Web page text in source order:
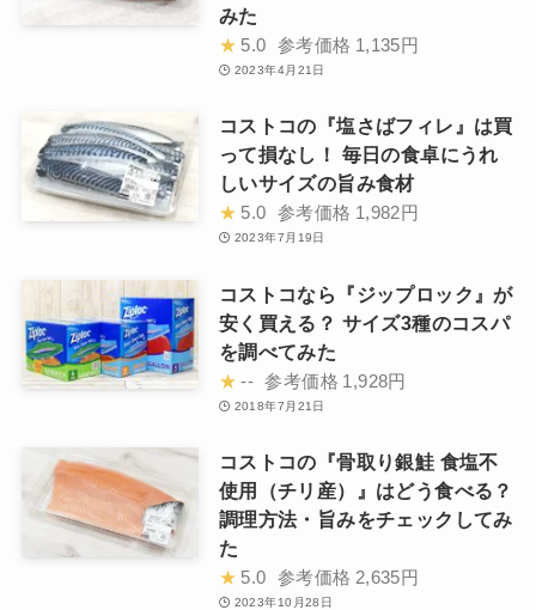
みた
★ 5.0 参考価格 1,135円
2023年4月21日
コストコの『塩さばフィレ』は買
って損なし！ 毎日の食卓にうれ
しいサイズの旨み食材
★ 5.0 参考価格 1,982円
2023年7月19日
コストコなら『ジップロック』が
安く買える？ サイズ3種のコスパ
を調べてみた
★ -- 参考価格 1,928円
2018年7月21日
コストコの『骨取り銀鮭 食塩不
使用（チリ産）』はどう食べる？
調理方法・旨みをチェックしてみ
た
★ 5.0 参考価格 2,635円
2023年10月28日